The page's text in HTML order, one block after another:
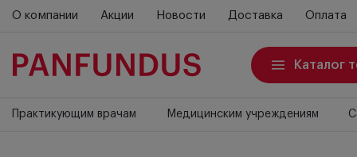
О компании Акции Новости Доставка Оплата
Каталог
Практикующим врачам Медицинским учреждениям